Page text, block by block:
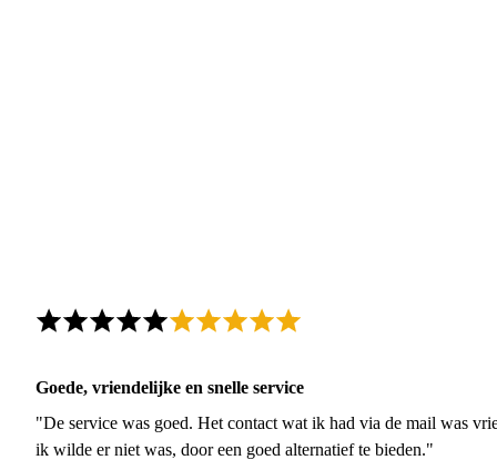
Goede, vriendelijke en snelle service
"De service was goed. Het contact wat ik had via de mail was
ik wilde er niet was, door een goed alternatief te bieden."